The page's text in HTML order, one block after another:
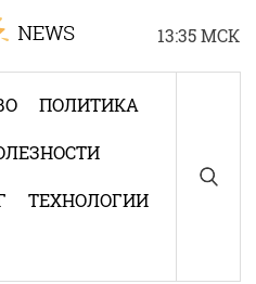
13:35 МСК
ПОЛИТИКА
ТЕХНОЛОГИИ